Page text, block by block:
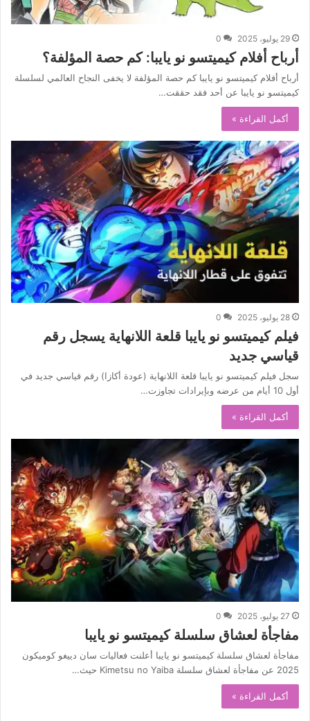
29 يوليو، 2025 0
أرباح أفلام كيميتسو نو يايبا: كم حصة المؤلفة؟
أرباح أفلام كيميتسو نو يايبا كم حصة المؤلفة لا يخفى النجاح العالمي لسلسلة
كيميتسو نو يايبا عن أحد فقد حققت…
أكمل القراءة »
28 يوليو، 2025 0
فيلم كيميتسو نو يايبا قلعة اللانهاية يسجل رقم
قياسي جديد
سجل فيلم كيميتسو نو يايبا قلعة اللانهاية (عودة أكازا) رقم قياسي جديد في
أول 10 أيام من عرضه وبإيرادات تجاوزت…
أكمل القراءة »
27 يوليو، 2025 0
مفاجأة لعشاق سلسلة كيميتسو نو يايبا
مفاجأة لعشاق سلسلة كيميتسو نو يايبا أعلنت فعاليات سان دييغو كوميكون
2025 عن مفاجأة لعشاق سلسلة Kimetsu no Yaiba حيث…
أكمل القراءة »